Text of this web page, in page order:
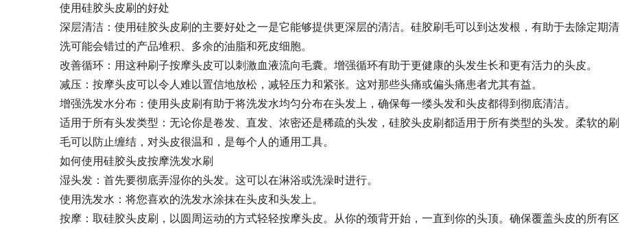
使用硅胶头皮刷的好处
深层清洁：使用硅胶头皮刷的主要好处之一是它能够提供更深层的清洁。硅胶刷毛可以到达发根，有助于去除定期清
洗可能会错过的产品堆积、多余的油脂和死皮细胞。
改善循环：用这种刷子按摩头皮可以刺激血液流向毛囊。增强循环有助于更健康的头发生长和更有活力的头皮。
减压：按摩头皮可以令人难以置信地放松，减轻压力和紧张。这对那些头痛或偏头痛患者尤其有益。
增强洗发水分布：使用头皮刷有助于将洗发水均匀分布在头发上，确保每一缕头发和头皮都得到彻底清洁。
适用于所有头发类型：无论你是卷发、直发、浓密还是稀疏的头发，硅胶头皮刷都适用于所有类型的头发。柔软的刷
毛可以防止缠结，对头皮很温和，是每个人的通用工具。
如何使用硅胶头皮按摩洗发水刷
湿头发：首先要彻底弄湿你的头发。这可以在淋浴或洗澡时进行。
使用洗发水：将您喜欢的洗发水涂抹在头皮和头发上。
按摩：取硅胶头皮刷，以圆周运动的方式轻轻按摩头皮。从你的颈背开始，一直到你的头顶。确保覆盖头皮的所有区